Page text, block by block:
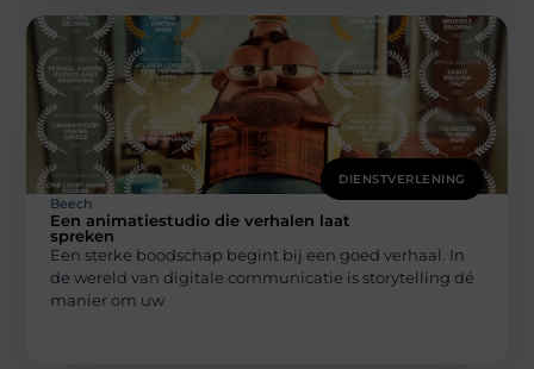
DIENSTVERLENING
Beech
Een animatiestudio die verhalen laat
spreken
Een sterke boodschap begint bij een goed verhaal. In
de wereld van digitale communicatie is storytelling dé
manier om uw